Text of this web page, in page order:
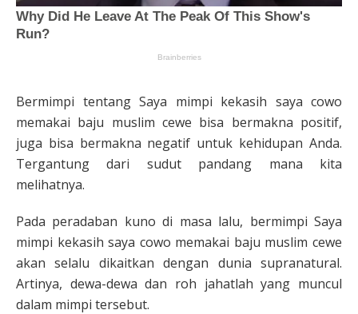
Bermimpi tentang Saya mimpi kekasih saya cowo
memakai baju muslim cewe bisa bermakna positif,
juga bisa bermakna negatif untuk kehidupan Anda.
Tergantung dari sudut pandang mana kita
melihatnya.
Pada peradaban kuno di masa lalu, bermimpi Saya
mimpi kekasih saya cowo memakai baju muslim cewe
akan selalu dikaitkan dengan dunia supranatural.
Artinya, dewa-dewa dan roh jahatlah yang muncul
dalam mimpi tersebut.